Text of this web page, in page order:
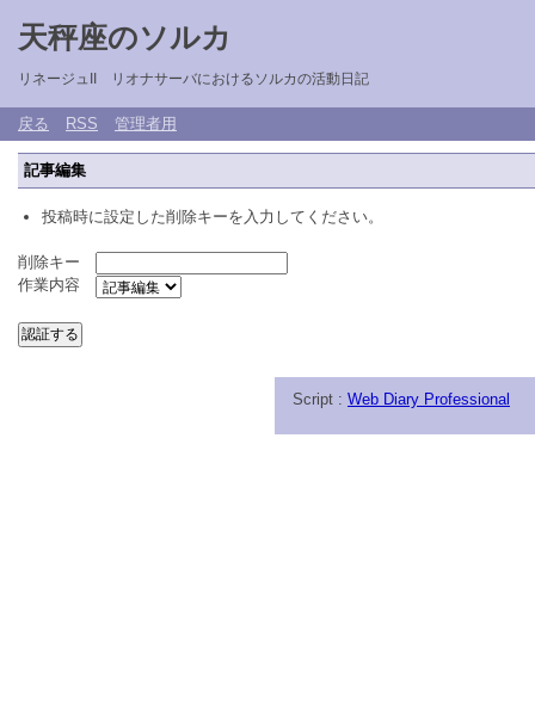
天秤座のソルカ
リネージュII リオナサーバにおけるソルカの活動日記
戻る RSS 管理者用
記事編集
投稿時に設定した削除キーを入力してください。
削除キー
作業内容
Script : Web Diary Professional